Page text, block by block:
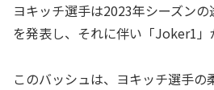
ヨキッチ選手は2023年シーズン
を発表し、それに伴い「Joker1」
このバッシュは、ヨキッチ選手